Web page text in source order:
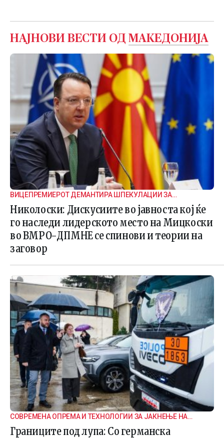
НАЈНОВИ ВЕСТИ ОД МАКЕДОНИЈА
ВИЦЕПРЕМИЕРОТ ДЕМАНТИРА ШПЕКУЛАЦИИ ЗА
ВНАТРЕПАРТИСКИ ПОДЕЛБИ
Николоски: Дискусиите во јавноста кој ќе
го наследи лидерското место на Мицкоски
во ВМРО-ДПМНЕ се спинови и теории на
заговор
СОВРЕМЕНА ОПРЕМА И ТЕХНОЛОГИИ ЗА ЈАКНЕЊЕ НА
ГРАНИЧНАТА БЕЗБЕДНОСТ
Границите под лупа: Со германска